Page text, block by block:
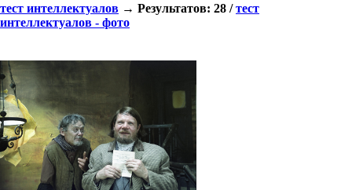
тест интеллектуалов → Результатов: 28 /тест
интеллектуалов - фото